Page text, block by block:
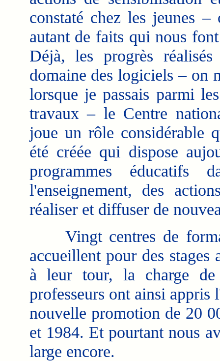
constaté chez les jeunes
autant de faits qui nous
Déjà, les progrès
domaine des logiciels – on
lorsque je passais parmi
travaux – le Centre
joue un rôle considérable
été créée qui dispose
programmes éducatifs
l'enseignement, des
réaliser et diffuser de
Vingt centres de
accueillent pour des stages
à leur tour, la charge de
professeurs ont ainsi
nouvelle promotion de 20
et 1984. Et pourtant nous
large encore.